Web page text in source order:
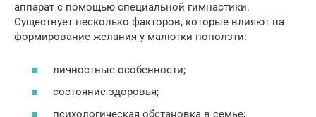
аппарат с помощью специальной гимнастики.
Существует несколько факторов, которые влияют на
формирование желания у малютки поползти:
личностные особенности;
состояние здоровья;
психологическая обстановка в семье;